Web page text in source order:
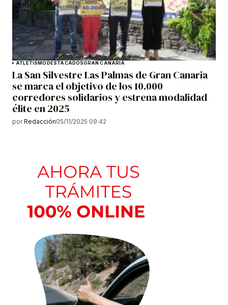
ATLETISMO DESTACADOSGRAN CANARIA
La San Silvestre Las Palmas de Gran Canaria
se marca el objetivo de los 10.000
corredores solidarios y estrena modalidad
élite en 2025
por Redacción05/11/2025 09:42